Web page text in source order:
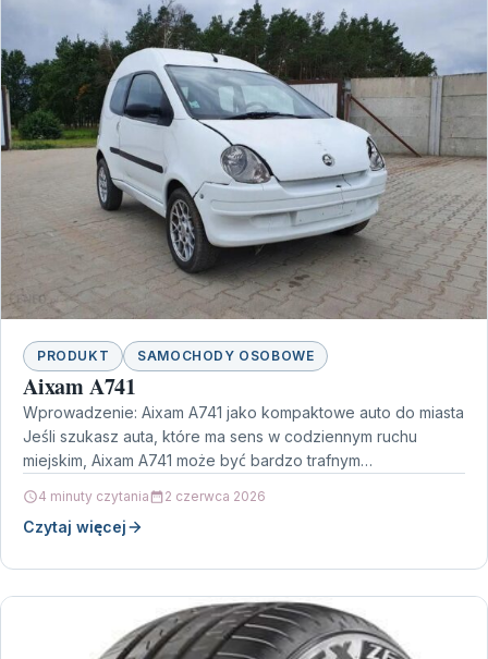
PRODUKT SAMOCHODY OSOBOWE
Aixam A741
Wprowadzenie: Aixam A741 jako kompaktowe auto do miasta
Jeśli szukasz auta, które ma sens w codziennym ruchu
miejskim, Aixam A741 może być bardzo trafnym…
4 minuty czytania 2 czerwca 2026
Czytaj więcej